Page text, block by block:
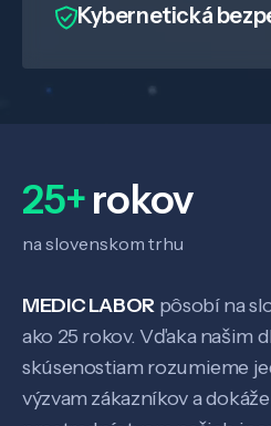
O nás
Kybernetická
25+rokov
na slovenskom trhu
MEDIC LABOR pôsobí na
ako 25 rokov. Vďaka našim
skúsenostiam rozumieme
výzvam zákazníkov a